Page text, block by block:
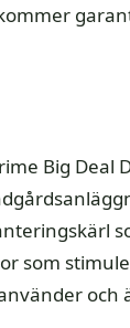
Big Deal
som
och